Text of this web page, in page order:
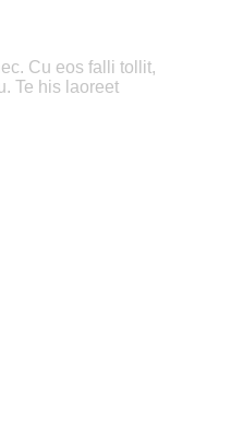
Cu eos falli tollit,
Te his laoreet